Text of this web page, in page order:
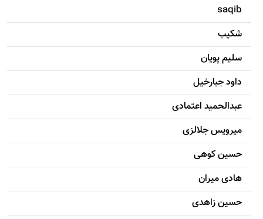
saqib
شکيب
سليم پویان
داود جبارخیل
عبدالحمید اعتمادی
میرویس جلالزی
حسين کوهی
هادی ميران
حسين زاهدی